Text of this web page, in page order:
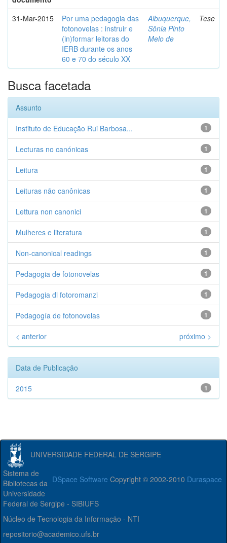
31-Mar-2015
Por uma pedagogia das
fotonovelas : instruir e
(in)formar leitoras do
IERB durante os anos
60 e 70 do século XX
Albuquerque,
Sônia Pinto
Melo de
Tese
Busca facetada
Assunto
1
Instituto de Educação Rui Barbosa...
1
Lecturas no canónicas
1
Leitura
1
Leituras não canônicas
1
Lettura non canonici
1
Mulheres e literatura
1
Non-canonical readings
1
Pedagogia de fotonovelas
1
Pedagogia di fotoromanzi
1
Pedagogía de fotonovelas
< anterior próximo >
Data de Publicação
1
2015
UNIVERSIDADE FEDERAL DE SERGIPE
DSpace Software Copyright © 2002-2010 Duraspace
Sistema de
Bibliotecas da
Universidade
Federal de Sergipe - SIBIUFS
Núcleo de Tecnologia da Informação - NTI
repositorio@academico.ufs.br